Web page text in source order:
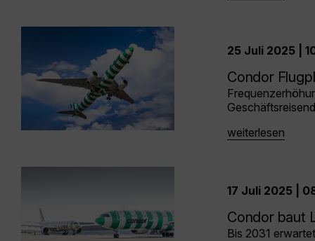
25 Juli 2025 |
Condor
weiterlesen
17 Juli 2025 |
Condor baut
Bis 2031